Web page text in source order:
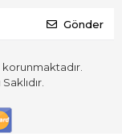
Gönder